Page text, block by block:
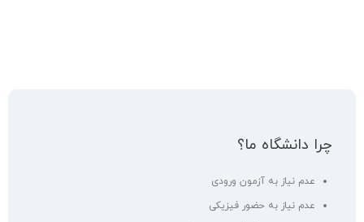
چرا دانشگاه ما؟
عدم نیاز به آزمون ورودی
عدم نیاز به حضور فیزیکی